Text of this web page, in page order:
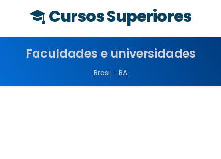
Cursos Superiores
Faculdades e universidades
Brasil > BA